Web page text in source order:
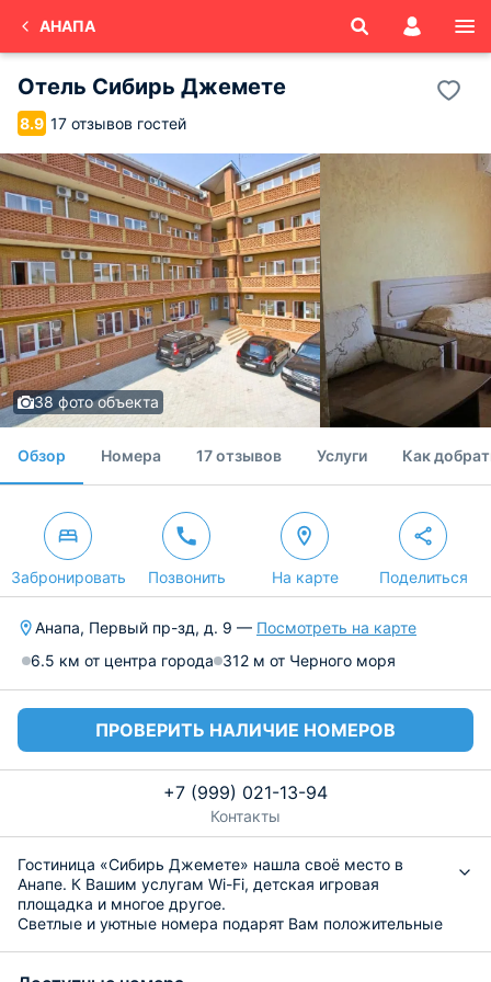
АНАПА
Отель Сибирь Джемете
8.9 17 отзывов гостей
38 фото объекта
Обзор Номера 17 отзывов Услуги Как
Забронировать Позвонить На карте Поделиться
Анапа, Первый пр-зд, д. 9 — Посмотреть на карте
6.5 км от центра города 312 м от Черного моря
ПРОВЕРИТЬ НАЛИЧИЕ НОМЕРОВ
+7 (999) 021-13-94
Контакты
Гостиница «Сибирь Джемете» нашла своё место в
Анапе. К Вашим услугам Wi-Fi, детская игровая
площадка и многое другое.
Светлые и уютные номера подарят Вам положительные